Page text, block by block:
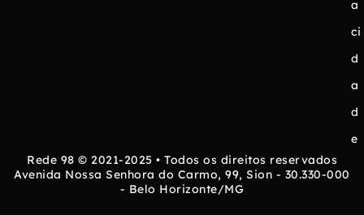
a
ci
d
a
d
e
Rede 98 © 2021-2025 • Todos os direitos reservados
Avenida Nossa Senhora do Carmo, 99, Sion - 30.330-000
- Belo Horizonte/MG